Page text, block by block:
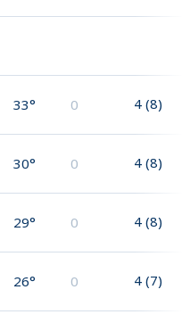
33° 0 4 (8)
30° 0 4 (8)
29° 0 4 (8)
26° 0 4 (7)